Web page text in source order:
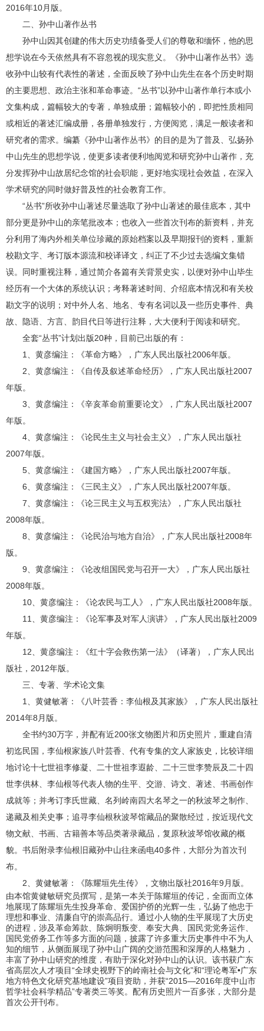
2016年10月版。
二、孙中山著作丛书
孙中山因其创建的伟大历史功绩备受人们的尊敬和缅怀，他的思
想学说在今天依然具有不容忽视的现实意义。《孙中山著作丛书》选
收孙中山较有代表性的著述，全面反映了孙中山先生在各个历史时期
的主要思想、政治主张和革命事迹。“丛书”以孙中山著作单行本或小
文集构成，篇幅较大的专著，单独成册；篇幅较小的，即把性质相同
或相近的著述汇编成册，各册单独发行，方便阅览，满足一般读者和
研究者的需求。编纂《孙中山著作丛书》的目的是为了普及、弘扬孙
中山先生的思想学说，使更多读者便利地阅览和研究孙中山著作，充
分发挥孙中山故居纪念馆的社会职能，更好地实现社会效益，在深入
学术研究的同时做好普及性的社会教育工作。
“丛书”所收孙中山著述尽量选取了孙中山著述的最佳底本，其中
部分更是孙中山的亲笔批改本；也收入一些首次刊布的新资料，并充
分利用了海内外相关单位珍藏的原始档案以及早期报刊的资料，重新
校勘文字、考订版本源流和校译译文，纠正了不少过去选编文集错
误。同时重视注释，通过简介各篇有关背景史实，以便对孙中山毕生
经历有一个大体的系统认识；考释著述时间、介绍底本情况和有关校
勘文字的说明；对中外人名、地名、专有名词以及一些历史事件、典
故、隐语、方言、韵目代日等进行注释，大大便利于阅读和研究。
全套“丛书”计划出版20种，目前已出版的有：
1、黄彦编注：《革命方略》，广东人民出版社2006年版。
2、黄彦编注：《自传及叙述革命经历》，广东人民出版社2007
年版。
3、黄彦编注：《辛亥革命前重要论文》，广东人民出版社2007
年版。
4、黄彦编注：《论民生主义与社会主义》，广东人民出版社
2007年版。
5、黄彦编注：《建国方略》，广东人民出版社2007年版。
6、黄彦编注：《三民主义》，广东人民出版社2007年版。
7、黄彦编注：《论三民主义与五权宪法》，广东人民出版社
2008年版。
8、黄彦编注：《论民治与地方自治》，广东人民出版社2008年
版。
9、黄彦编注：《论改组国民党与召开一大》，广东人民出版社
2008年版。
10、黄彦编注：《论农民与工人》，广东人民出版社2008年版。
11、黄彦编注：《论军事及对军人演讲》，广东人民出版社2009
年版。
12、黄彦编注：《红十字会救伤第一法》（译著），广东人民出
版社，2012年版。
三、专著、学术论文集
1、黄健敏著：《八叶芸香：李仙根及其家族》，广东人民出版社
2014年8月版。
全书约30万字，并配有近200张文物图片和历史照片，重建自清
初迄民国，李仙根家族八叶芸香、代有专集的文人家族史，比较详细
地讨论十七世祖李修凝、二十世祖李遐龄、二十三世李赞辰及二十四
世李供林、李仙根等代表人物的生平、交游、诗文、著述、书画创作
成就等；并考订李氏世藏、名列岭南四大名琴之一的秋波琴之制作、
递藏及相关史事；追寻李仙根秋波琴馆藏品的聚散经过，按近现代文
物文献、书画、古籍善本等品类著录藏品，复原秋波琴馆收藏的概
貌。书后附录李仙根旧藏孙中山往来函电40多件，大部分为首次刊
布。
2、黄健敏著：《陈耀垣先生传》，文物出版社2016年9月版。
由本馆黄健敏研究员撰写，是第一本关于陈耀垣的传记，全面而立体
地展现了陈耀垣先生投身革命、爱国护侨的光辉一生，弘扬了他忠于
理想和事业、清廉自守的崇高品行。通过小人物的生平展现了大历史
的进程，涉及革命筹款、陈炯明叛变、奉安大典、国民党党务运作、
国民党侨务工作等多方面的问题，披露了许多重大历史事件中不为人
知的细节，从侧面展现了孙中山广阔的交游范围和深厚的人格魅力，
丰富了孙中山研究的维度，有助于深化对孙中山的认识。该书获广东
省高层次人才项目“全球史视野下的岭南社会与文化”和“理论粤军•广东
地方特色文化研究基地建设”项目资助，并获“2015—2016年度中山市
哲学社会科学精品”专著类三等奖。配有历史照片一百多张，大部分是
首次公开刊布。